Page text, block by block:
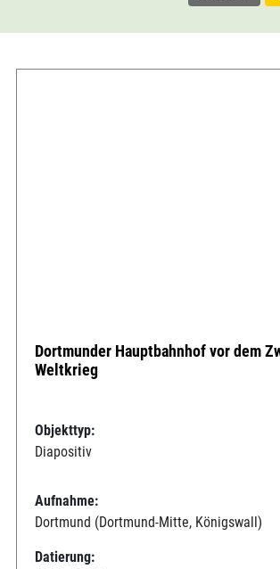
Dortmunder Hauptbahnhof vor dem
Weltkrieg
Objekttyp:
Diapositiv
Aufnahme:
Dortmund (Dortmund-Mitte, Königswall)
Datierung: